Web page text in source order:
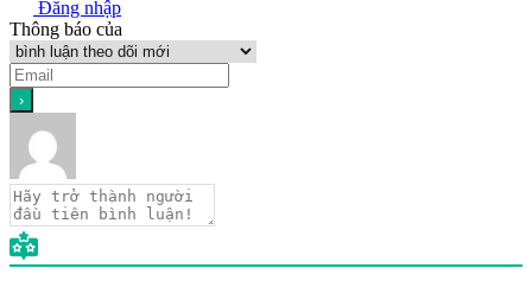
Đăng nhập
Thông báo của